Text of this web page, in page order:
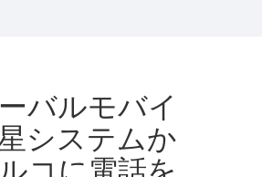
バルモバイ
システムか
コに電話を